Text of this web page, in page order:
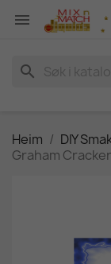

search
Heim DIY
Graham